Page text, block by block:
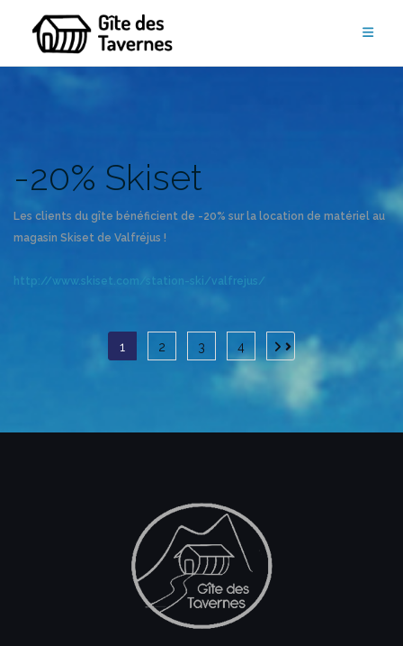
contenu
-20% Skiset
Les clients du gîte bénéficient de -20% sur la location de matériel au
magasin Skiset de Valfréjus !
http://www.skiset.com/station-ski/valfrejus/
Pagination
1 2 3 4